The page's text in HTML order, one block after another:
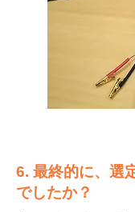
6. 最終的に、選
でしたか？